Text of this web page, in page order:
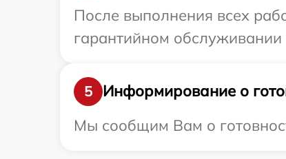
После выполнения всех
гарантийном обслуживании
5
Информирование о
Мы сообщим Вам о